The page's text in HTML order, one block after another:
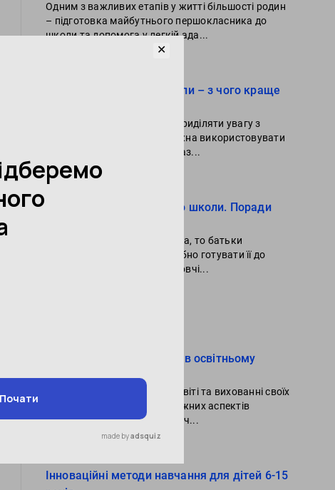
Одним з важливих етапів у житті більшості родин
– підготовка майбутнього першокласника до
школи та допомога у легкій ада...
Підготовка дітей до школи – з чого краще
Розвитку дитини потрібно приділяти увагу з
ранніх років, і для цього можна використовувати
розвивальні ігри, читання каз...
Читати далі
Як підготувати дитину до школи. Поради
Якщо в сім’ї підростає дитина, то батьки
хвилюються, коли і як потрібно готувати її до
школи, записати її на підготовчі...
Роль батьківської участі в освітньому
процесі дітей
Активна участь батьків в освіті та вихованні своїх
дітей є одним із основоположних аспектів
успішного навчання та всебіч...
Читати далі
Інноваційні методи навчання для дітей 6-15
✕